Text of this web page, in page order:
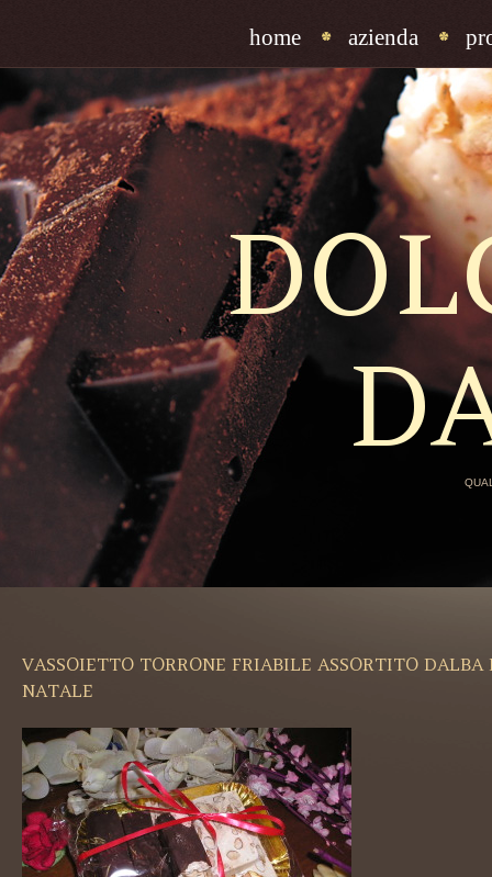
home azienda
VASSOIETTO TORRONE FRIABILE ASSORTITO DALBA
NATALE